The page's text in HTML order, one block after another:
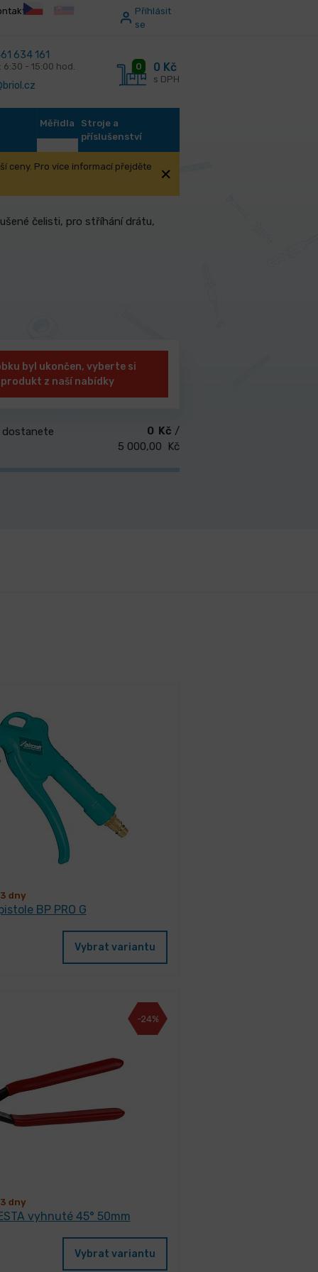
Příhlásit
se
634 161
6:30 - 15:00 hod. 0 0 Kč
s DPH
Měřidla
Stroje a
příslušenství
ceny. Pro více informací přejděte
čelisti, pro stříhání drátu,
byl ukončen, vyberte si
z naší nabídky
dostanete 0 Kč /
5 000,00 Kč
3 dny
BP PRO G
Vybrat variantu
-24%
3 dny
vyhnuté 45° 50mm
Vybrat variantu